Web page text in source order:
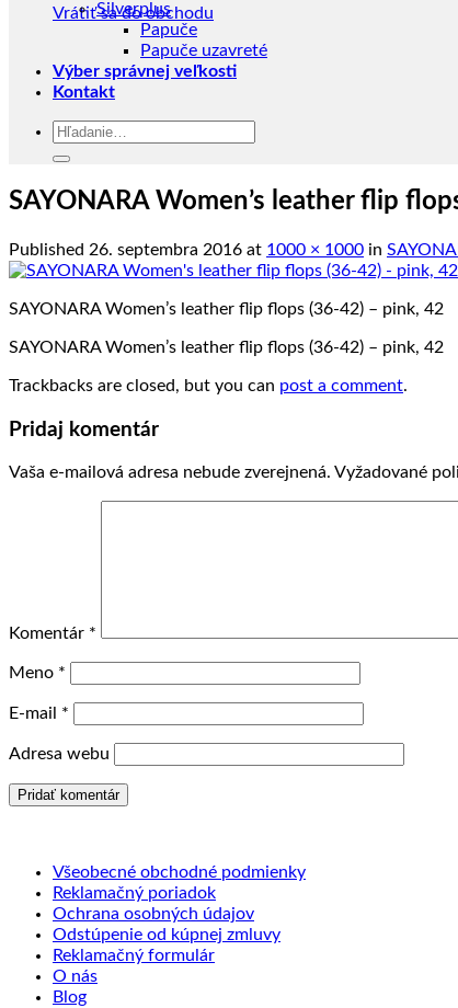
Vrátiť sa do obchodu
Silverplus
Papuče
Papuče uzavreté
Výber správnej veľkosti
Kontakt
Hľadať:
SAYONARA Women’s leather flip
Published 26. septembra 2016 at 1000 × 1000 in
SAYONARA Women’s leather flip flops (36-42) – pink, 42
SAYONARA Women’s leather flip flops (36-42) – pink, 42
Trackbacks are closed, but you can post a comment.
Pridaj komentár
Vaša e-mailová adresa nebude zverejnená. Vyžadované
Komentár *
Meno *
E-mail *
Adresa webu
Všeobecné obchodné podmienky
Reklamačný poriadok
Ochrana osobných údajov
Odstúpenie od kúpnej zmluvy
Reklamačný formulár
O nás
Blog